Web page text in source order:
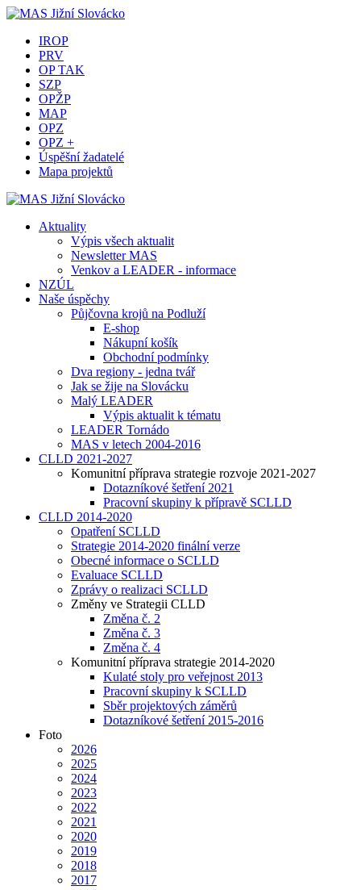
IROP
PRV
OP TAK
SZP
OPŽP
MAP
OPZ
OPZ +
Úspěšní žadatelé
Mapa projektů
Aktuality
Výpis všech aktualit
Newsletter MAS
Venkov a LEADER - informace
NZÚL
Naše úspěchy
Půjčovna krojů na Podluží
E-shop
Nákupní košík
Obchodní podmínky
Dva regiony - jedna tvář
Jak se žije na Slovácku
Malý LEADER
Výpis aktualit k tématu
LEADER Tornádo
MAS v letech 2004-2016
CLLD 2021-2027
Komunitní příprava strategie rozvoje 2021-2027
Dotazníkové šetření 2021
Pracovní skupiny k přípravě SCLLD
CLLD 2014-2020
Opatření SCLLD
Strategie 2014-2020 finální verze
Obecné informace o SCLLD
Evaluace SCLLD
Zprávy o realizaci SCLLD
Změny ve Strategii CLLD
Změna č. 2
Změna č. 3
Změna č. 4
Komunitní příprava strategie 2014-2020
Kulaté stoly pro veřejnost 2013
Pracovní skupiny k SCLLD
Sběr projektových záměrů
Dotazníkové šetření 2015-2016
Foto
2026
2025
2024
2023
2022
2021
2020
2019
2018
2017